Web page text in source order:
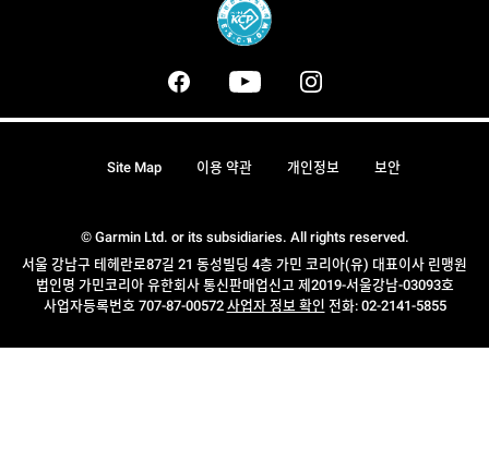
© Garmin Ltd. or its subsidiaries. All rights reserved.
서울 강남구 테헤란로87길 21 동성빌딩 4층 가민 코리아(유) 대표이사 린맹원
법인명 가민코리아 유한회사 통신판매업신고 제2019-서울강남-03093호
사업자등록번호 707-87-00572 사업자 정보 확인 전화: 02-2141-5855
Site Map 이용 약관 개인정보 보안